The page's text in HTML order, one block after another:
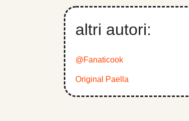
altri autori:
@Fanaticook
Original Paella